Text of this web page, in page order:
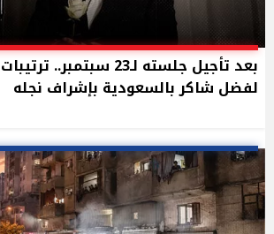
بعد تأجيل جلسته لـ23
لفضل شاكر بالسعودية بإشراف نجله